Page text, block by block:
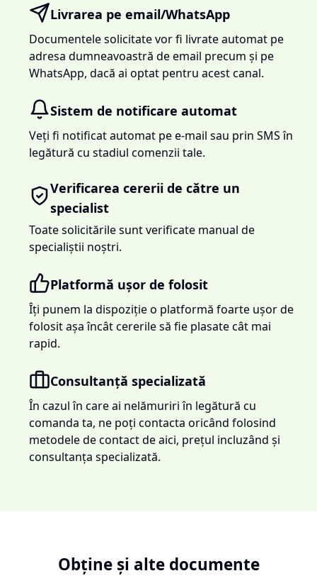
Livrarea pe email/WhatsApp
Documentele solicitate vor fi livrate automat pe
adresa dumneavoastră de email precum și pe
WhatsApp, dacă ai optat pentru acest canal.
Sistem de notificare automat
Veți fi notificat automat pe e-mail sau prin SMS în
legătură cu stadiul comenzii tale.
Verificarea cererii de către un
specialist
Toate solicitările sunt verificate manual de
specialiștii noștri.
Platformă ușor de folosit
Îți punem la dispoziție o platformă foarte ușor de
folosit așa încât cererile să fie plasate cât mai
rapid.
Consultanță specializată
În cazul în care ai nelămuriri în legătură cu
comanda ta, ne poți contacta oricând folosind
metodele de contact de aici, prețul incluzând și
consultanța specializată.
Obține și alte documente